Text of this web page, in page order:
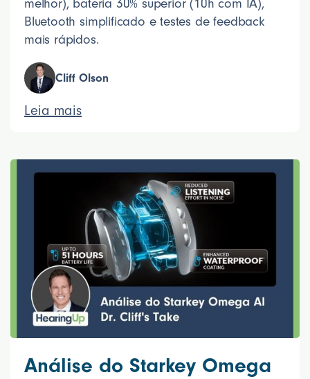
melhor), bateria 30% superior (10h com IA),
Bluetooth simplificado e testes de feedback
mais rápidos.
Cliff Olson
Leia mais
Análise do Starkey Omega